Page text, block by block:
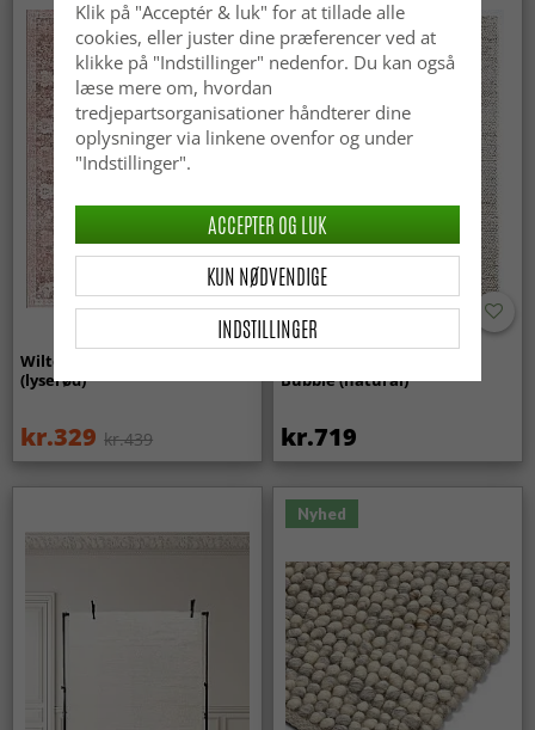
Wilton-tæppe - Gombalia
(lyserød)
kr.329 kr.439
Bubble (natural)
kr.719
Nyhed
Klik på "Acceptér & luk" for at tillade alle
cookies, eller juster dine præferencer ved at
klikke på "Indstillinger" nedenfor. Du kan også
læse mere om, hvordan
tredjepartsorganisationer håndterer dine
oplysninger via linkene ovenfor og under
"Indstillinger".
INDSTILLINGER
KUN NØDVENDIGE
ACCEPTER OG LUK